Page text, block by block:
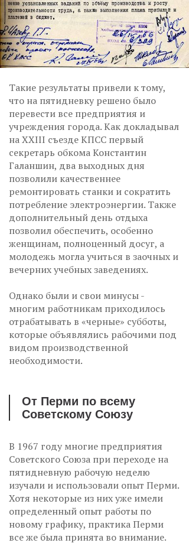
Такие результаты привели к тому,
что на пятидневку решено было
перевести все предприятия и
учреждения города. Как докладывал
на XXIII съезде КПСС первый
секретарь обкома Константин
Галаншин, два выходных дня
позволили качественнее
ремонтировать станки и сократить
потребление электроэнергии. Также
дополнительный день отдыха
позволил обеспечить, особенно
женщинам, полноценный досуг, а
молодежь могла учиться в заочных и
вечерних учебных заведениях.
Однако были и свои минусы -
многим работникам приходилось
отрабатывать в «черные» субботы,
которые объявлялись рабочими под
видом производственной
необходимости.
От Перми по всему
Советскому Союзу
В 1967 году многие предприятия
Советского Союза при переходе на
пятидневную рабочую неделю
изучали и использовали опыт Перми.
Хотя некоторые из них уже имели
определенный опыт работы по
новому графику, практика Перми
все же была принята во внимание.